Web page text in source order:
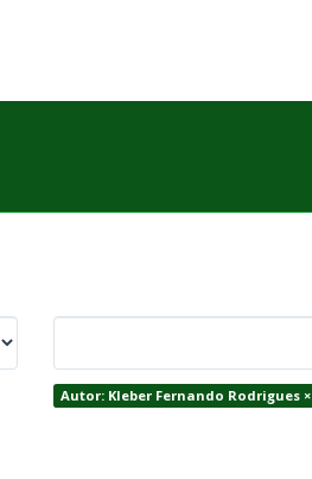
Autor: Kleber Fernando Rodrigues ×